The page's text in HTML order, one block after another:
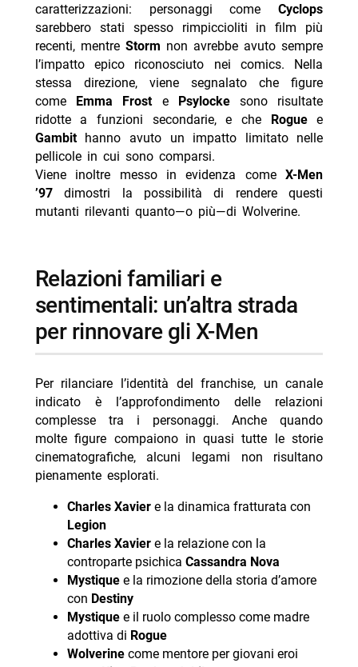
caratterizzazioni: personaggi comeCyclops
sarebbero stati spesso rimpiccioliti in film più
recenti, mentre Storm non avrebbe avuto sempre
l’impatto epico riconosciuto nei comics. Nella
stessa direzione, viene segnalato che figure
come
Emma Froste Psylockesono risultate
ridotte a funzioni secondarie, e che
Roguee
Gambithanno avuto un impatto limitato nelle
pellicole in cui sono comparsi.
Viene inoltre messo in evidenza comeX-Men
’97dimostri la possibilità di rendere questi
mutanti rilevanti quanto—o più—di Wolverine.
relazioni familiari e
sentimentali: un’altra strada
per rinnovare gli X-Men
Per rilanciare l’identità del franchise, un canale
indicato è l’approfondimento delle relazioni
complesse tra i personaggi. Anche quando
molte figure compaiono in quasi tutte le storie
cinematografiche, alcuni legami non risultano
pienamente esplorati.
Charles Xaviere la dinamica fratturata con
Legion
Charles Xaviere la relazione con la
controparte psichica Cassandra Nova
Mystiquee la rimozione della storia d’amore
con Destiny
Mystiquee il ruolo complesso come madre
adottiva di Rogue
Wolverinecome mentore per giovani eroi